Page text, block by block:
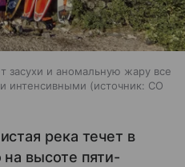
засухи и аномальную жару все
интенсивными
источник: СО
река течет в
высоте пяти-